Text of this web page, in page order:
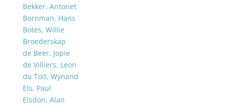
Bekker, Antonet
Bornman, Hans
Botes, Willie
Broederskap
de Beer, Jopie
de Villiers, Leon
du Toit, Wynand
Els, Paul
Elsdon, Alan